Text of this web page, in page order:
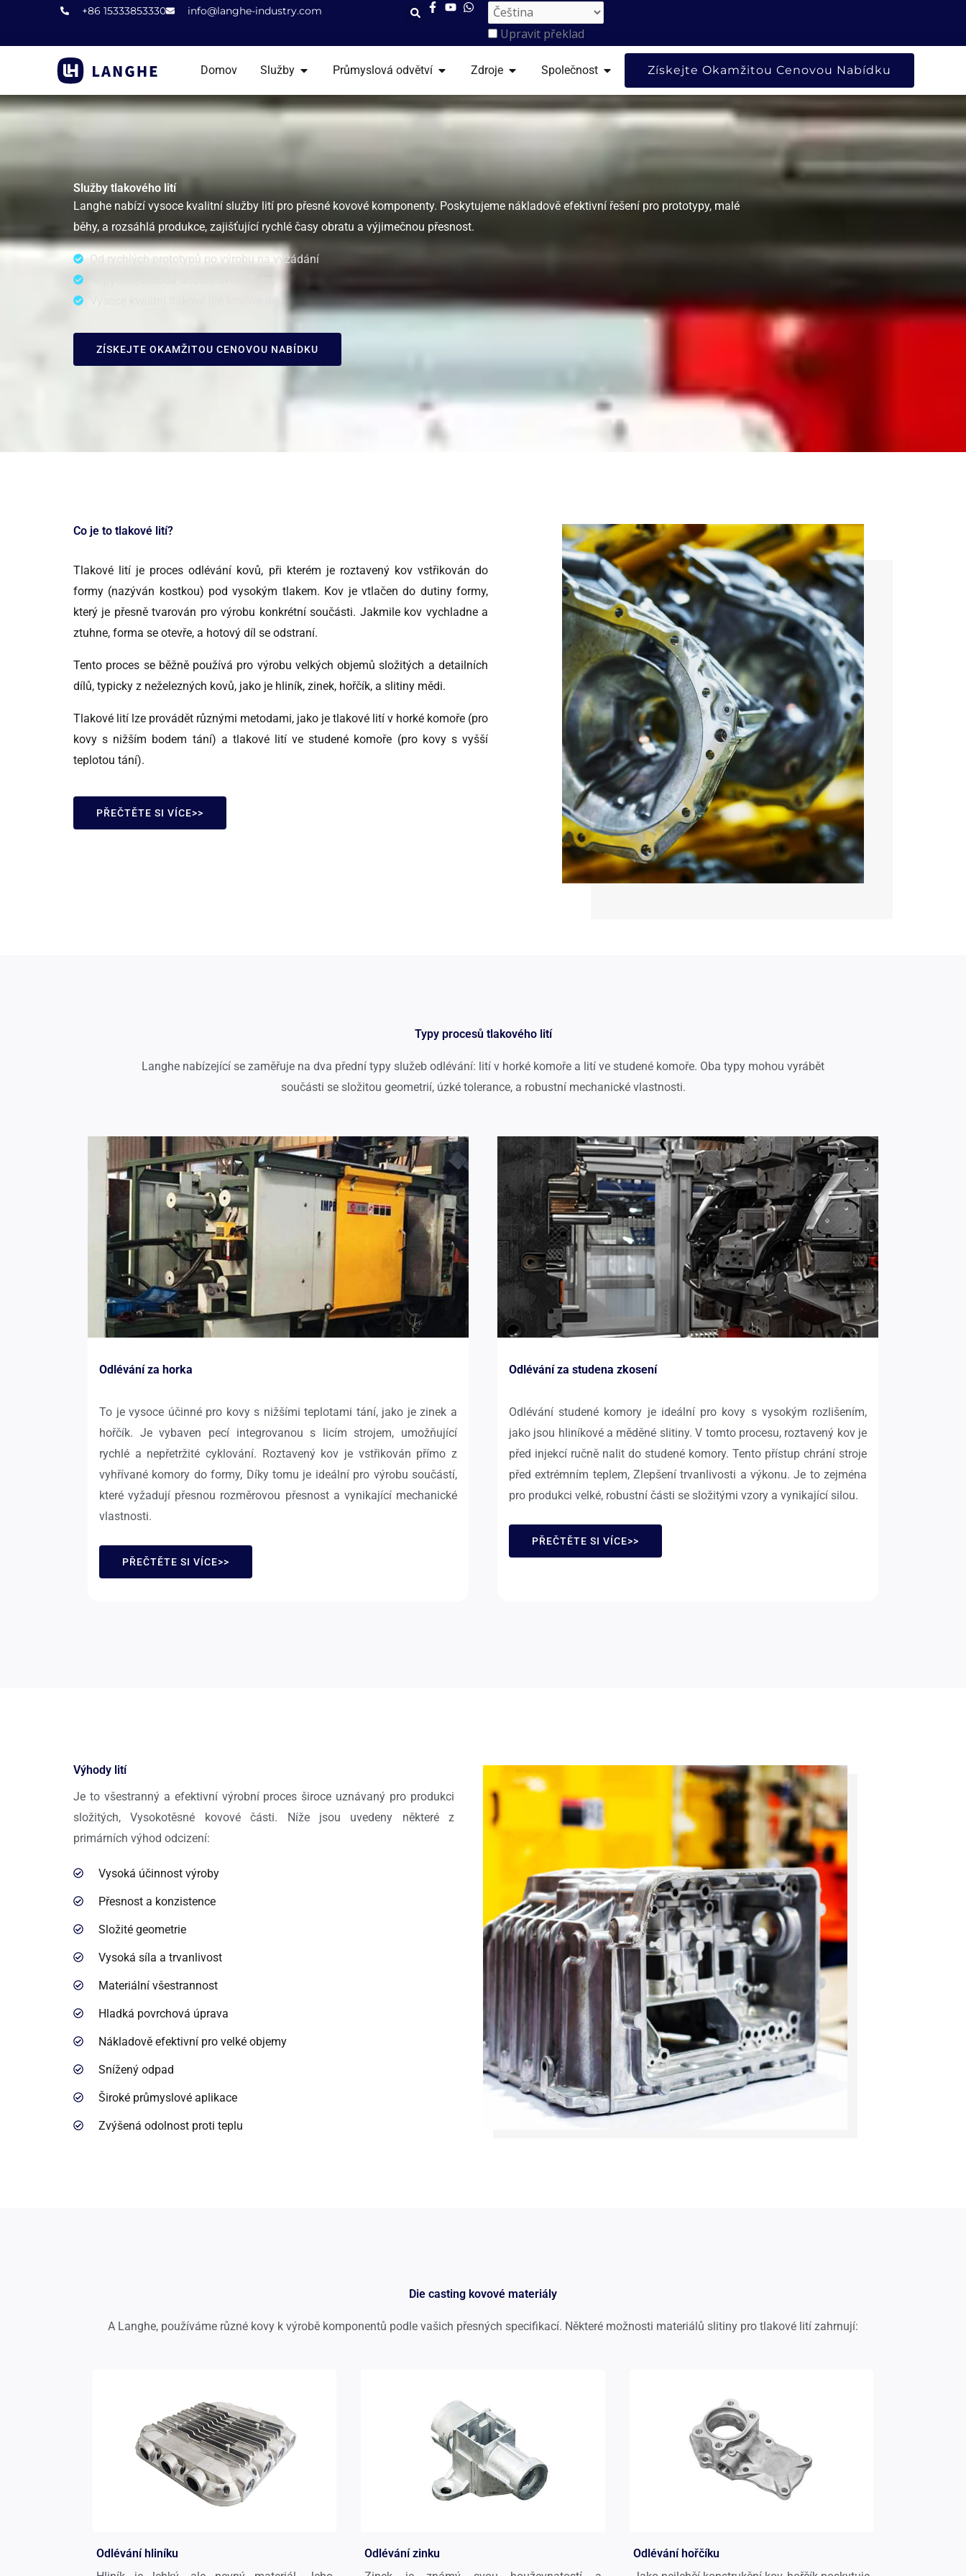
obsah
+86 15333853330 info@langhe-industry.com
Upravit překlad
Domov Služby OTEVŘENO SLUŽBY
Průmyslová odvětví OTEVŘENO PRŮMYSLOVÁ ODVĚTVÍ
Zdroje OTEVŘENO ZDROJE
Společnost OTEVŘENO SPOLEČNOST
Získejte Okamžitou Cenovou Nabídku
Služby tlakového lití
Langhe nabízí vysoce kvalitní služby lití pro přesné kovové komponenty. Poskytujeme nákladově efektivní řešení pro prototypy, malé
běhy, a rozsáhlá produkce, zajišťující rychlé časy obratu a výjimečnou přesnost.
Od rychlých prototypů po výrobu na vyžádání
ZÍSKEJTE OKAMŽITOU CENOVOU NABÍDKU
Co je to tlakové lití?
Tlakové lití je proces odlévání kovů, při kterém je roztavený kov vstřikován do
formy (nazýván kostkou) pod vysokým tlakem. Kov je vtlačen do dutiny formy,
který je přesně tvarován pro výrobu konkrétní součásti. Jakmile kov vychladne a
ztuhne, forma se otevře, a hotový díl se odstraní.
Tento proces se běžně používá pro výrobu velkých objemů složitých a detailních
dílů, typicky z neželezných kovů, jako je hliník, zinek, hořčík, a slitiny mědi.
Tlakové lití lze provádět různými metodami, jako je tlakové lití v horké komoře (pro
kovy s nižším bodem tání) a tlakové lití ve studené komoře (pro kovy s vyšší
teplotou tání).
PŘEČTĚTE SI VÍCE>>
Typy procesů tlakového lití
Langhe nabízející se zaměřuje na dva přední typy služeb odlévání: lití v horké komoře a lití ve studené komoře. Oba typy mohou vyrábět
součásti se složitou geometrií, úzké tolerance, a robustní mechanické vlastnosti.
Odlévání za horka
To je vysoce účinné pro kovy s nižšími teplotami tání, jako je zinek a
hořčík. Je vybaven pecí integrovanou s licím strojem, umožňující
rychlé a nepřetržité cyklování. Roztavený kov je vstřikován přímo z
vyhřívané komory do formy, Díky tomu je ideální pro výrobu součástí,
které vyžadují přesnou rozměrovou přesnost a vynikající mechanické
vlastnosti.
PŘEČTĚTE SI VÍCE>>
Odlévání za studena zkosení
Odlévání studené komory je ideální pro kovy s vysokým rozlišením,
jako jsou hliníkové a měděné slitiny. V tomto procesu, roztavený kov je
před injekcí ručně nalit do studené komory. Tento přístup chrání stroje
před extrémním teplem, Zlepšení trvanlivosti a výkonu. Je to zejména
pro produkci velké, robustní části se složitými vzory a vynikající silou.
PŘEČTĚTE SI VÍCE>>
Výhody lití
Je to všestranný a efektivní výrobní proces široce uznávaný pro produkci
složitých, Vysokotěsné kovové části. Níže jsou uvedeny některé z
primárních výhod odcizení:
Vysoká účinnost výroby
Přesnost a konzistence
Složité geometrie
Vysoká síla a trvanlivost
Materiální všestrannost
Hladká povrchová úprava
Nákladově efektivní pro velké objemy
Snížený odpad
Široké průmyslové aplikace
Zvýšená odolnost proti teplu
Die casting kovové materiály
A Langhe, používáme různé kovy k výrobě komponentů podle vašich přesných specifikací. Některé možnosti materiálů slitiny pro tlakové lití zahrnují:
Odlévání hliníku
Odlévání zinku
Odlévání hořčíku